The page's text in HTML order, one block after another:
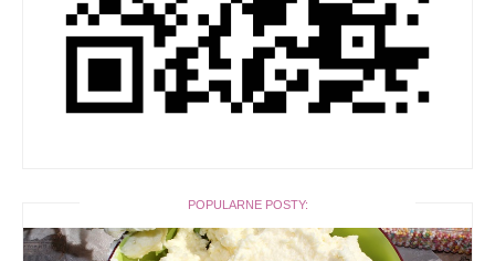
POPULARNE POSTY: